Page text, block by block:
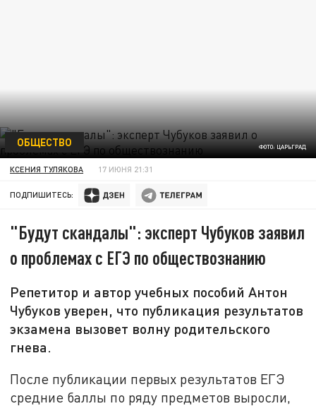
ФОТО: ЦАРЬГРАД
ОБЩЕСТВО
КСЕНИЯ ТУЛЯКОВА 17 ИЮНЯ 21:31
ПОДПИШИТЕСЬ:
"Будут скандалы": эксперт Чубуков заявил
о проблемах с ЕГЭ по обществознанию
Репетитор и автор учебных пособий Антон
Чубуков уверен, что публикация результатов
экзамена вызовет волну родительского
гнева.
После публикации первых результатов ЕГЭ
средние баллы по ряду предметов выросли,